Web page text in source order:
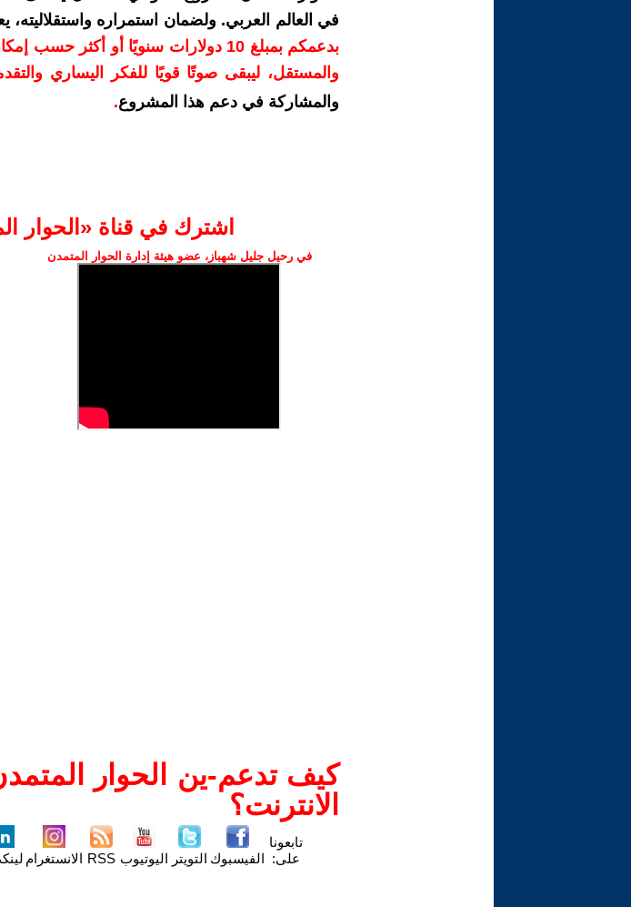
في العالم العربي. ولضمان استمراره
بدعمكم بمبلغ 10 دولارات سنويًا أو
والمستقل، ليبقى صوتًا قويًا للفكر اليساري
والمشاركة في دعم هذا المشروع.
اشترك في قناة ‫«الحوار
في رحيل جليل شهباز، عضو هيئة إدارة الحوار المتمدن
كيف تدعم-ين الحوار
الانترنت؟
تابعونا
على: الفيسبوك التويتر اليوتيوب RSS الانستغرام